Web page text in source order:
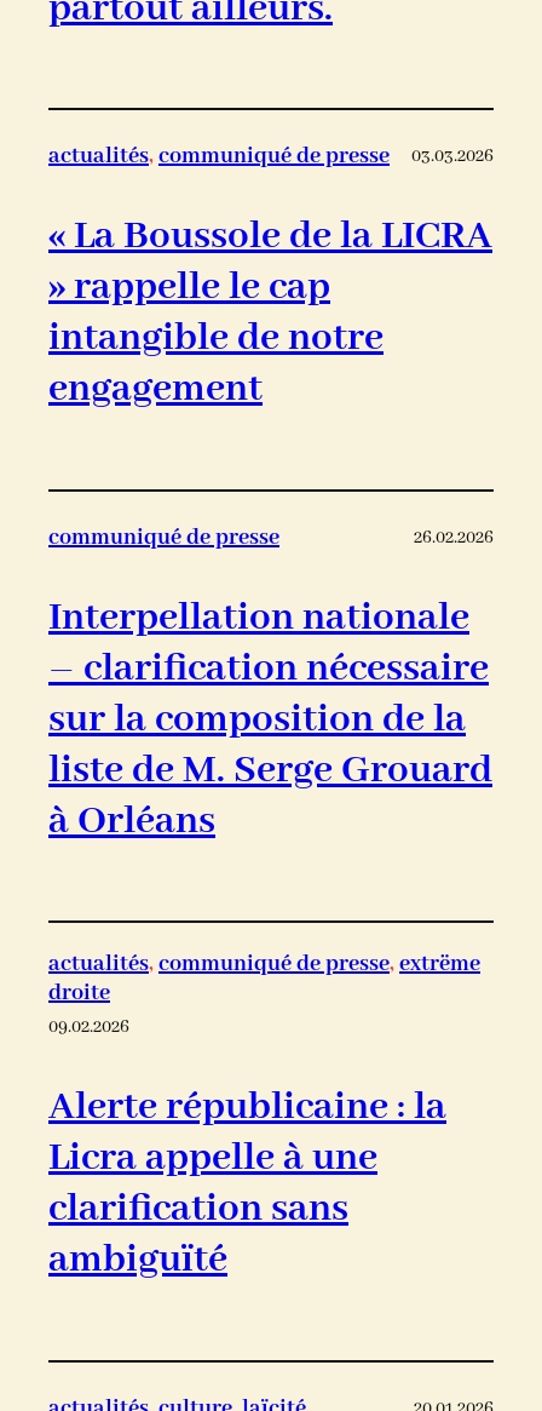
actualités, communiqué de presse 03.03.2026
« La Boussole de la LICRA
» rappelle le cap
intangible de notre
engagement
communiqué de presse 26.02.2026
Interpellation nationale
– clarification nécessaire
sur la composition de la
liste de M. Serge Grouard
à Orléans
actualités, communiqué de presse, extrëme
droite
09.02.2026
Alerte républicaine : la
Licra appelle à une
clarification sans
ambiguïté